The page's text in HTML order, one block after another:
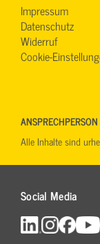
Impressum
Datenschutz
Widerruf
Cookie-
Social Media
Alle Inhalte sind